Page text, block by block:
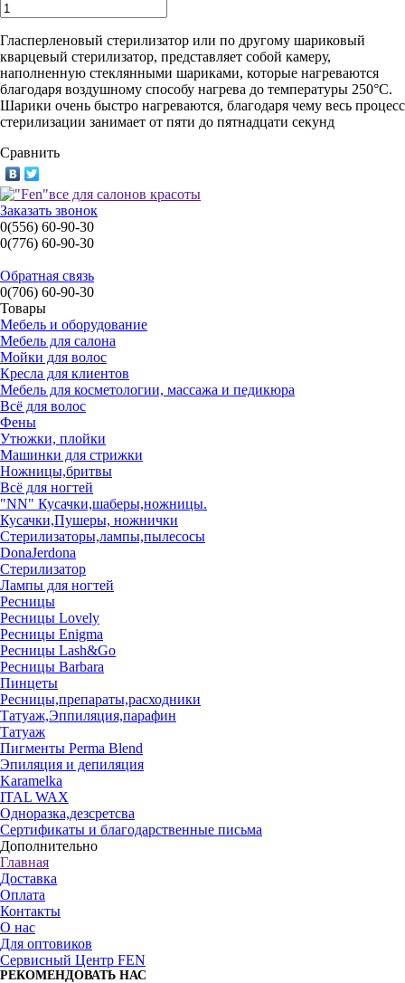
Гласперленовый стерилизатор или по другому шариковый
кварцевый стерилизатор, представляет собой камеру,
наполненную стеклянными шариками, которые нагреваются
благодаря воздушному способу нагрева до температуры 250°С.
Шарики очень быстро нагреваются, благодаря чему весь процесс
стерилизации занимает от пяти до пятнадцати секунд
Сравнить
Заказать звонок
0(556) 60-90-30
0(776) 60-90-30
Обратная связь
0(706) 60-90-30
Товары
Мебель и оборудование
Мебель для салона
Мойки для волос
Кресла для клиентов
Мебель для косметологии, массажа и педикюра
Всё для волос
Фены
Утюжки, плойки
Машинки для стрижки
Ножницы,бритвы
Всё для ногтей
"NN" Кусачки,шаберы,ножницы.
Кусачки,Пушеры, ножнички
Стерилизаторы,лампы,пылесосы
DonaJerdona
Стерилизатор
Лампы для ногтей
Ресницы
Ресницы Lovely
Ресницы Enigma
Ресницы Lash&Go
Ресницы Barbara
Пинцеты
Ресницы,препараты,расходники
Татуаж,Эппиляция,парафин
Татуаж
Пигменты Perma Blend
Эпиляция и депиляция
Karamelka
ITAL WAX
Одноразка,дезсретсва
Сертификаты и благодарственные письма
Дополнительно
Главная
Доставка
Оплата
Контакты
О нас
Для оптовиков
Сервисный Центр FEN
РЕКОМЕНДОВАТЬ НАС